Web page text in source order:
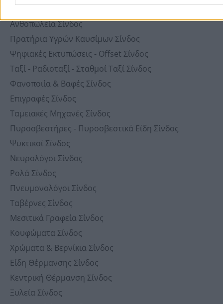
Ανθοπωλεία Σίνδος
Πρατήρια Υγρών Καυσίμων Σίνδος
Ψηφιακές Εκτυπώσεις - Offset Σίνδος
Ταξί - Ραδιοταξί - Σταθμοί Ταξί Σίνδος
Φανοποιία & Βαφές Σίνδος
Επιγραφές Σίνδος
Ταμειακές Μηχανές Σίνδος
Πυροσβεστήρες - Πυροσβεστικά Είδη Σίνδος
Ψυκτικοί Σίνδος
Νευρολόγοι Σίνδος
Ρολά Σίνδος
Πνευμονολόγοι Σίνδος
Ταβέρνες Σίνδος
Μεσιτικά Γραφεία Σίνδος
Κουφώματα Σίνδος
Χρώματα & Βερνίκια Σίνδος
Είδη Θέρμανσης Σίνδος
Κεντρική Θέρμανση Σίνδος
Ξυλεία Σίνδος